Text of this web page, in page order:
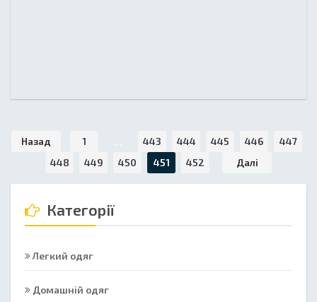
Назад 1 443 444 445 446
447
448
449 450 451 452 Далі
Категорії
Легкий одяг
Домашній одяг